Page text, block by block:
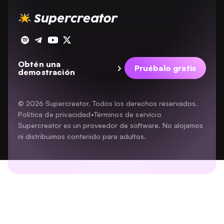
Términos de servicio
Descargar para Windows
Descargar para dispositivos móviles
Obtén una
demostración
Pruébalo gratis
© 2026 Supercreator. Todos los derechos reservados.
Política de privacidad•Términos de servicio
Supercreator es un proveedor de software. No alojamos
ni distribuimos contenido para adultos.